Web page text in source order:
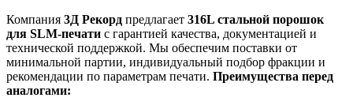
Компания 3Д Рекорд предлагает 316L стальной порошок
для SLM-печати с гарантией качества, документацией и
технической поддержкой. Мы обеспечим поставки от
минимальной партии, индивидуальный подбор фракции и
рекомендации по параметрам печати. Преимущества перед
аналогами: